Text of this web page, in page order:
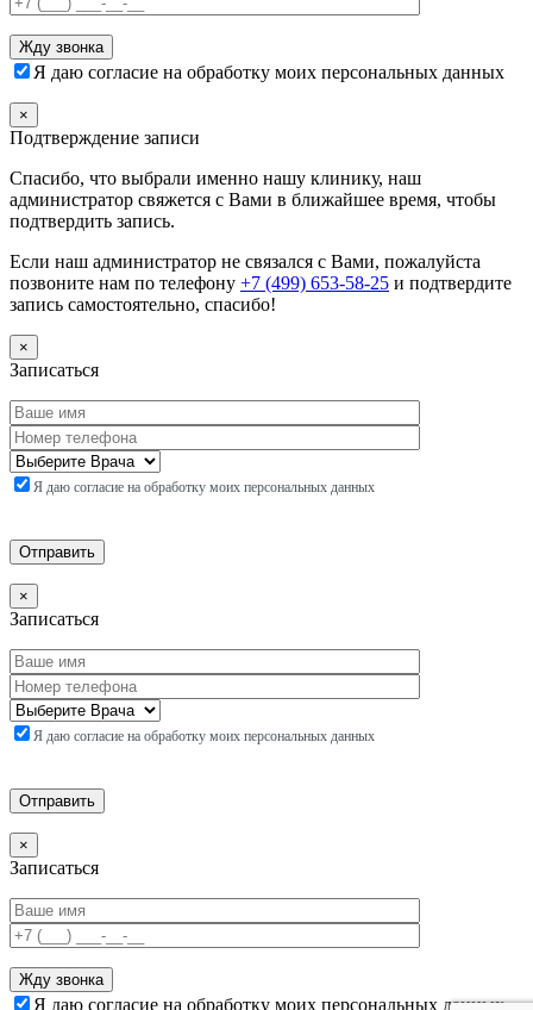
Я даю согласие на обработку моих персональных данных
×
Подтверждение записи
Спасибо, что выбрали именно нашу клинику, наш
администратор свяжется с Вами в ближайшее время, чтобы
подтвердить запись.
Если наш администратор не связался с Вами, пожалуйста
позвоните нам по телефону +7 (499) 653-58-25 и подтвердите
запись самостоятельно, спасибо!
×
Записаться
Я даю согласие на обработку моих персональных данных
×
Записаться
Я даю согласие на обработку моих персональных данных
×
Записаться
Я даю согласие на обработку моих персональных данных